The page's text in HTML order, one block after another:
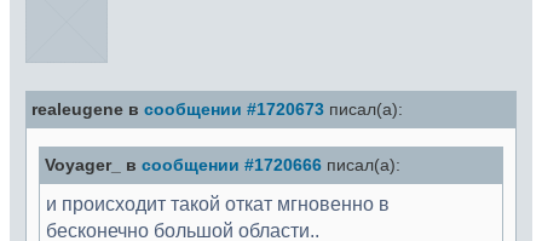
realeugene в сообщении #1720673 писал(а):
Voyager_ в сообщении #1720666 писал(а):
и происходит такой откат мгновенно в
бесконечно большой области..